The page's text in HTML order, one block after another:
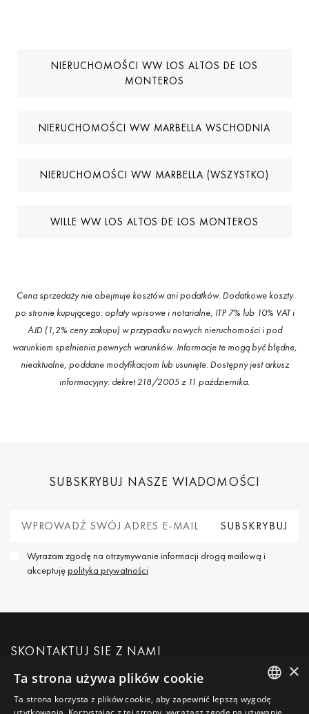
NIERUCHOMOŚCI WW LOS ALTOS DE LOS
MONTEROS
NIERUCHOMOŚCI WW MARBELLA WSCHODNIA
NIERUCHOMOŚCI WW MARBELLA (WSZYSTKO)
WILLE WW LOS ALTOS DE LOS MONTEROS
Cena sprzedaży nie obejmuje kosztów ani podatków. Dodatkowe koszty
po stronie kupującego: opłaty wpisowe i notarialne, ITP 7% lub 10% VAT i
AJD (1,2% ceny zakupu) w przypadku nowych nieruchomości i pod
warunkiem spełnienia pewnych warunków. Informacje te mogą być błędne,
nieaktualne, poddane modyfikacjom lub usunięte. Dostępny jest arkusz
informacyjny: dekret 218/2005 z 11 października.
SUBSKRYBUJ NASZE WIADOMOŚCI
Wyrażam zgodę na otrzymywanie informacji drogą mailową i
akceptujępolityka prywatności
SKONTAKTUJ SIĘ Z NAMI
POPROŚ O WIĘCEJ INFORMACJI
ENGLISH
×
Ta strona używa plików cookie
Ta strona korzysta z plików cookie, aby zapewnić lepszą wygodę